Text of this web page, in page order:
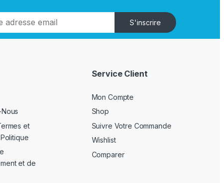
S'inscrire
et
et de
Service Client
Mon Compte
Shop
Suivre Votre Commande
Wishlist
Comparer